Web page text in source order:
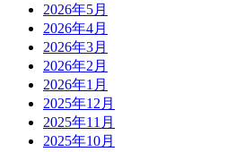
2026年5月
2026年4月
2026年3月
2026年2月
2026年1月
2025年12月
2025年11月
2025年10月